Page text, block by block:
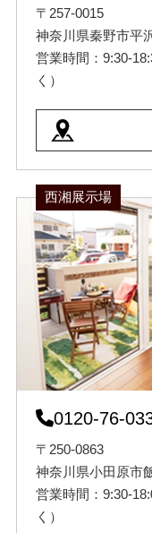
〒257-0015
神奈川県秦野市平
営業時間：9:30-
く）
西湘展示場
0120-76-
〒250-0863
神奈川県小田原市
営業時間：9:30-
く）